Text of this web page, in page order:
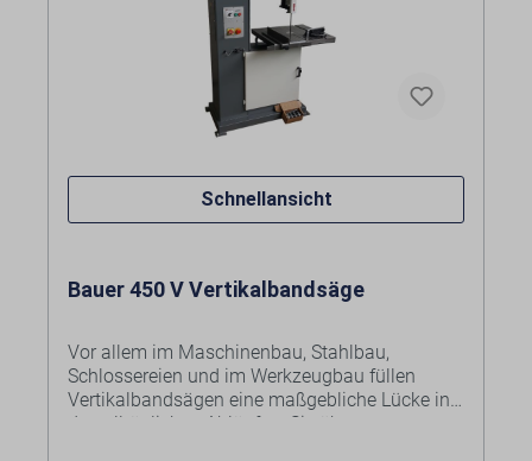
Kosten für Anlieferung per Spedition
siehe Warenkorb bzw. bei
Anfrageartikeln im individuellen Angebot.
Schnellansicht
Bauer 450 V Vertikalbandsäge
Vor allem im Maschinenbau, Stahlbau,
Schlossereien und im Werkzeugbau füllen
Vertikalbandsägen eine maßgebliche Lücke in
den alltäglichen Abläufen. Sie überzeugen